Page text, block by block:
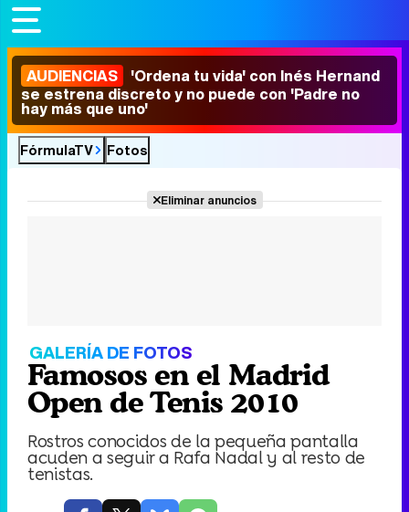
AUDIENCIAS 'Ordena tu vida' con Inés Hernand
se estrena discreto y no puede con 'Padre no
hay más que uno'
FórmulaTV Fotos
Eliminar anuncios
GALERÍA DE FOTOS
Famosos en el Madrid
Open de Tenis 2010
Rostros conocidos de la pequeña pantalla
acuden a seguir a Rafa Nadal y al resto de
tenistas.